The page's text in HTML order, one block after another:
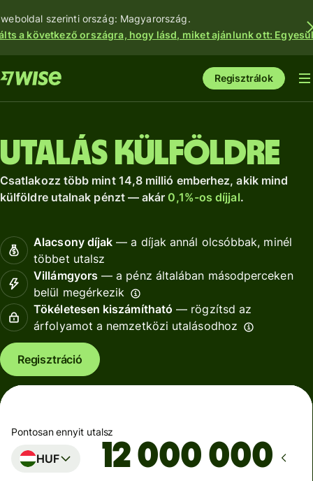
szerinti ország: Magyarország.
a következő országra, hogy lásd, miket ajánlunk ott:
Regisztrálok
Utalás külföldre
Csatlakozz több mint 14,8 millió emberhez, akik mind
külföldre utalnak pénzt — akár 0,1%-os díjjal.
Alacsony díjak — a díjak annál olcsóbbak, minél
többet utalsz
Villámgyors — a pénz általában másodperceken
belül megérkezik
Tökéletesen kiszámítható — rögzítsd az
árfolyamot a nemzetközi utalásodhoz
Regisztráció
Pontosan ennyit utalsz
HUF